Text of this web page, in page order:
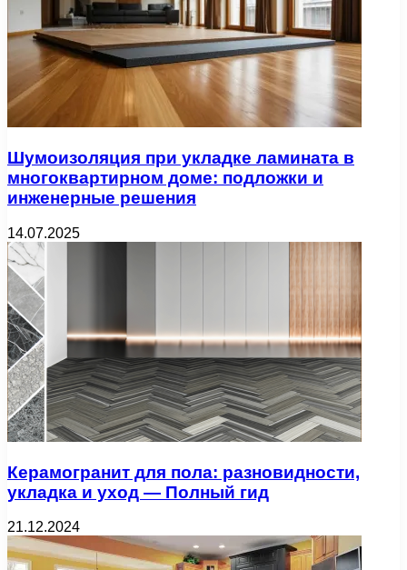
Шумоизоляция при укладке ламината в
многоквартирном доме: подложки и
инженерные решения
14.07.2025
Керамогранит для пола: разновидности,
укладка и уход — Полный гид
21.12.2024